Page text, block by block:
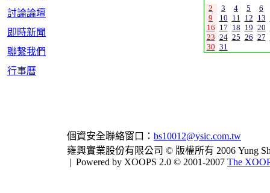
討論論壇
即時新聞
聯繫我們
行事曆
2 3 4 5
6
9
10 11 12 13
16 17 18 19 20
23 24 25 26 27
30 31
個資安全聯絡窗口： bs10012@ysic.com.tw
雍興實業股份有限公司 © 版權所有 2006 Yung
| Powered by XOOPS 2.0 © 2001-2007 The